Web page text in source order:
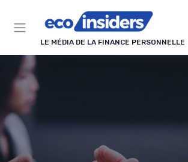
LE MÉDIA DE LA FINANCE PERSONNELLE